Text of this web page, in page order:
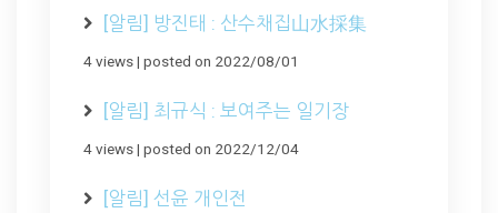
[알림] 방진태 : 산수채집山水採集
4 views| posted on 2022/08/01
[알림] 최규식 : 보여주는 일기장
4 views| posted on 2022/12/04
[알림] 선윤 개인전